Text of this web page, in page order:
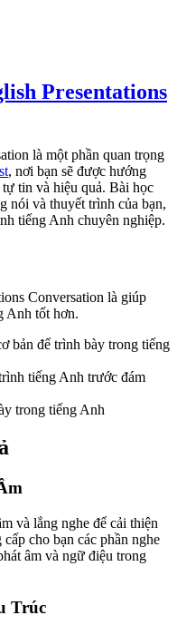
Presentations
là một phần quan trọng
, nơi bạn sẽ được hướng
tin và hiệu quả. Bài học
nói và thuyết trình của bạn,
tiếng Anh chuyên nghiệp.
Conversation là giúp
Anh tốt hơn.
bản để trình bày trong tiếng
tiếng Anh trước đám
trong tiếng Anh
và lắng nghe để cải thiện
cho bạn các phần nghe
âm và ngữ điệu trong
Trúc